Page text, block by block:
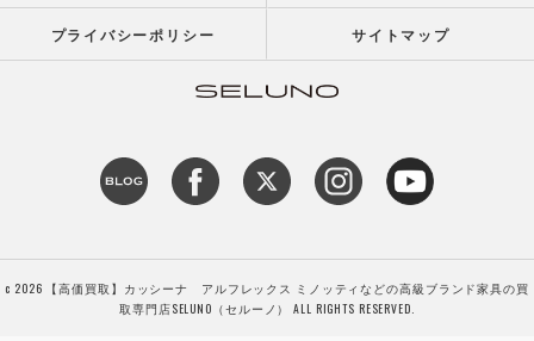
プライバシーポリシー サイトマップ
c 2026 【高価買取】カッシーナ アルフレックス ミノッティなどの高級ブランド家具の買
取専門店SELUNO（セルーノ） ALL RIGHTS RESERVED.